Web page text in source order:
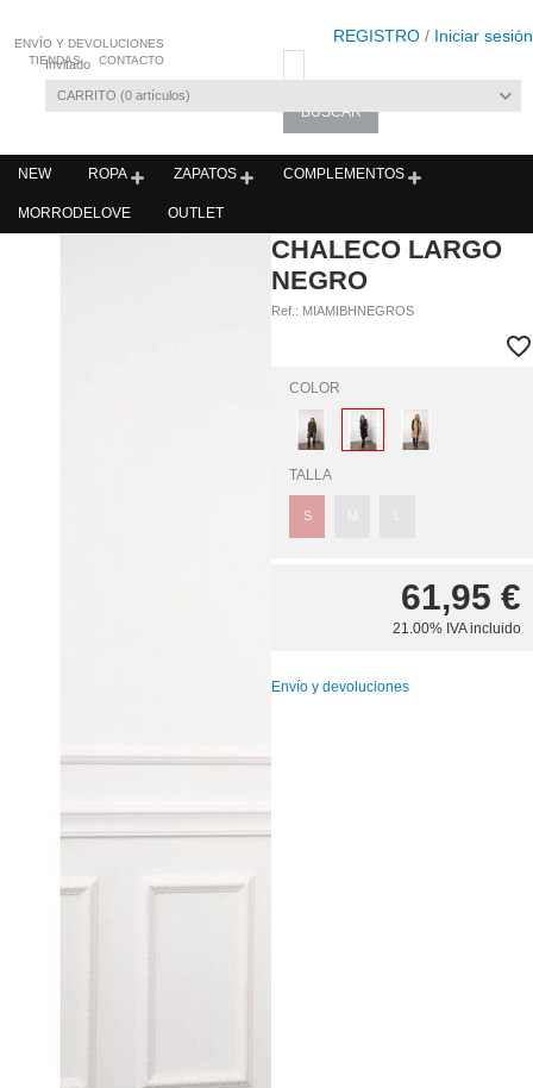
REGISTRO / Iniciar sesión
Invitado
CARRITO 0 artículos
ENVÍO Y DEVOLUCIONES
TIENDAS
CONTACTO
NEW ROPA ZAPATOS COMPLEMENTOS
MORRODELOVE OUTLET
CHALECO LARGO
NEGRO
Ref.: MIAMIBHNEGROS
COLOR
TALLA
S M
61,95 €
21.00% IVA incluido
Envío y devoluciones